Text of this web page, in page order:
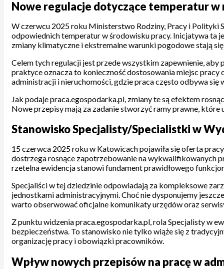
Nowe regulacje dotyczące temperatur
W czerwcu 2025 roku Ministerstwo Rodziny, Pracy i Polityki
odpowiednich temperatur w środowisku pracy. Inicjatywa ta
zmiany klimatyczne i ekstremalne warunki pogodowe stają
Celem tych regulacji jest przede wszystkim zapewnienie,
praktyce oznacza to konieczność dostosowania miejsc
administracji i nieruchomości, gdzie praca często odbywa się
Jak podaje praca.egospodarka.pl, zmiany te są efektem
Nowe przepisy mają za zadanie stworzyć ramy prawne,
Stanowisko Specjalisty/Specialistki w
15 czerwca 2025 roku w Katowicach pojawiła się oferta
dostrzega rosnące zapotrzebowanie na wykwalifikowanych
rzetelna ewidencja stanowi fundament prawidłowego
Specjaliści w tej dziedzinie odpowiadają za kompleksowe
jednostkami administracyjnymi. Choć nie dysponujemy
warto obserwować oficjalne komunikaty urzędów oraz
Z punktu widzenia praca.egospodarka.pl, rola Specjalisty w
bezpieczeństwa. To stanowisko nie tylko wiąże się z
organizację pracy i obowiązki pracowników.
Wpływ nowych przepisów na pracę w